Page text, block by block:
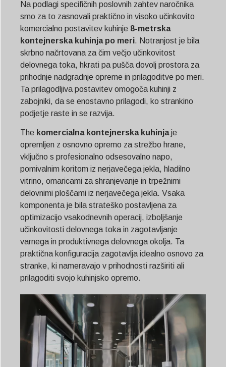
Na podlagi specifičnih poslovnih zahtev naročnika
smo za to zasnovali praktično in visoko učinkovito
komercialno postavitev kuhinje 8-metrska
kontejnerska kuhinja po meri. Notranjost je bila
skrbno načrtovana za čim večjo učinkovitost
delovnega toka, hkrati pa pušča dovolj prostora za
prihodnje nadgradnje opreme in prilagoditve po meri.
Ta prilagodljiva postavitev omogoča kuhinji z
zabojniki, da se enostavno prilagodi, ko strankino
podjetje raste in se razvija.
The komercialna kontejnerska kuhinjaje
opremljen z osnovno opremo za strežbo hrane,
vključno s profesionalno odsesovalno napo,
pomivalnim koritom iz nerjavečega jekla, hladilno
vitrino, omaricami za shranjevanje in trpežnimi
delovnimi ploščami iz nerjavečega jekla. Vsaka
komponenta je bila strateško postavljena za
optimizacijo vsakodnevnih operacij, izboljšanje
učinkovitosti delovnega toka in zagotavljanje
varnega in produktivnega delovnega okolja. Ta
praktična konfiguracija zagotavlja idealno osnovo za
stranke, ki nameravajo v prihodnosti razširiti ali
prilagoditi svojo kuhinjsko opremo.